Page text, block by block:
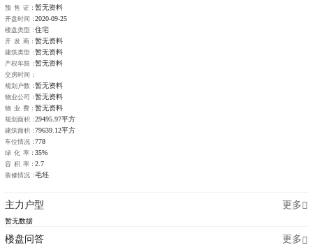
预 售 证：暂无资料
开盘时间：2020-09-25
楼盘类型：住宅
开 发 商：暂无资料
建筑类型：暂无资料
产权年限：暂无资料
交房时间：
规划户数：暂无资料
物业公司：暂无资料
物 业 费：暂无资料
规划面积：29495.97平方
建筑面积：79639.12平方
车位情况：778
绿 化 率：35%
容 积 率：2.7
装修情况：毛坯
主力户型 更多
暂无数据
楼盘问答 更多